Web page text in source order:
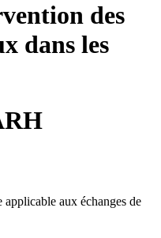
des
dans les
aux échanges de